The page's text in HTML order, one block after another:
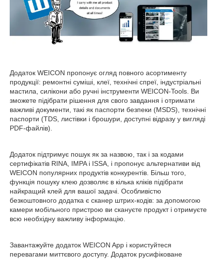
Додаток WEICON пропонує огляд повного асортименту
продукції: ремонтні суміші, клеї, технічні спреї, індустріальні
мастила, силікони або ручні інструменти WEICON-Tools. Ви
зможете підібрати рішення для свого завдання і отримати
важливі документи, такі як паспорти безпеки (MSDS), технічні
паспорти (TDS, листівки і брошури, доступні відразу у вигляді
PDF-файлів).
Додаток підтримує пошук як за назвою, так і за кодами
сертифікатів RINA, IMPA і ISSA, і пропонує альтернативи від
WEICON популярних продуктів конкурентів. Більш того,
функція пошуку клею дозволяє в кілька кліків підібрати
найкращий клей для вашої задачі. Особливістю
безкоштовного додатка є сканер штрих-кодів: за допомогою
камери мобільного пристрою ви скануєте продукт і отримуєте
всю необхідну важливу інформацію.
Завантажуйте додаток WEICON App і користуйтеся
перевагами миттєвого доступу. Додаток русифіковане